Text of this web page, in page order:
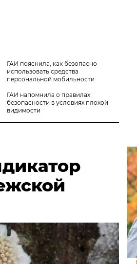
ГАИ пояснила, как безопасно
использовать средства
персональной мобильности
ГАИ напомнила о правилах
безопасности в условиях плохой
видимости